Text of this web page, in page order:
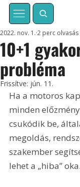
10+1
probléma
2022. nov. 1. 2 perc olvasás
Frissítve: jún. 11.
Ha a motoros
minden
csukódik be,
megoldás,
szakember
lehet a „hiba” oka.